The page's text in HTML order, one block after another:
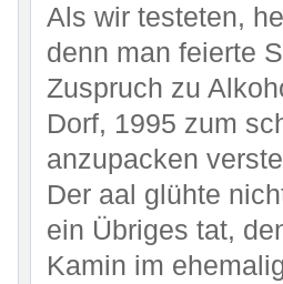
Als wir testeten,
denn man feierte
Zuspruch zu
Dorf, 1995 zum
anzupacken
Der aal glühte
ein Übriges tat,
Kamin im